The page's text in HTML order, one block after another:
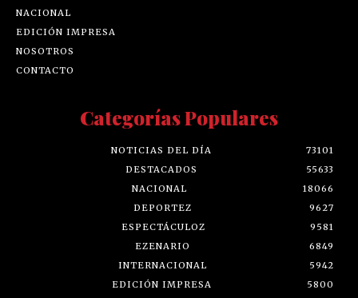
NACIONAL
EDICIÓN IMPRESA
NOSOTROS
CONTACTO
Categorías Populares
NOTICIAS DEL DÍA
73101
DESTACADOS
55633
NACIONAL
18066
DEPORTEZ
9627
ESPECTÁCULOZ
9581
EZENARIO
6849
INTERNACIONAL
5942
EDICIÓN IMPRESA
5800